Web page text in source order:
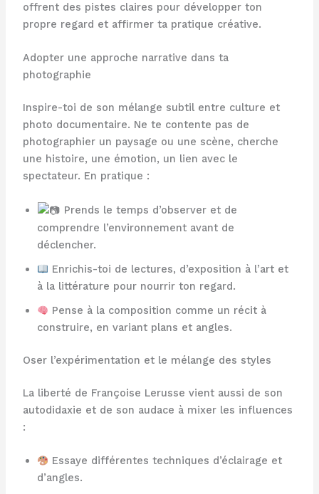
offrent des pistes claires pour développer ton
propre regard et affirmer ta pratique créative.
Adopter une approche narrative dans ta
photographie
Inspire-toi de son mélange subtil entre culture et
photo documentaire. Ne te contente pas de
photographier un paysage ou une scène, cherche
une histoire, une émotion, un lien avec le
spectateur. En pratique :
Prends le temps d’observer et de
comprendre l’environnement avant de
déclencher.
Enrichis-toi de lectures, d’exposition à l’art et
à la littérature pour nourrir ton regard.
Pense à la composition comme un récit à
construire, en variant plans et angles.
Oser l’expérimentation et le mélange des styles
La liberté de Françoise Lerusse vient aussi de son
autodidaxie et de son audace à mixer les influences
:
Essaye différentes techniques d’éclairage et
d’angles.